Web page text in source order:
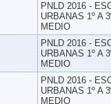
PNLD 2016 -
URBANAS 1º A
MEDIO
PNLD 2016 -
URBANAS 1º A
MEDIO
PNLD 2016 -
URBANAS 1º A
MEDIO